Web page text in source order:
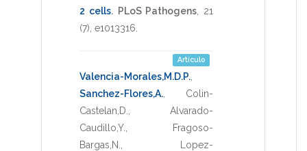
2 cells. PLoS Pathogens
21
(7), e1013316
Artículo
Valencia-Morales,M.D.P.
Sanchez-Flores,A.
Colin-
Castelan,D.
Alvarado-
Caudillo,Y.
Fragoso-
Bargas,N.
Lopez-